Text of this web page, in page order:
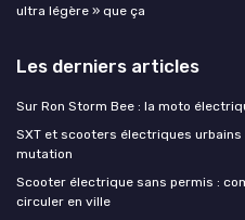
ultra légère » que ça
Les derniers articles
Sur Ron Storm Bee : la moto
SXT et scooters électriques
mutation
Scooter électrique sans permis :
circuler en ville